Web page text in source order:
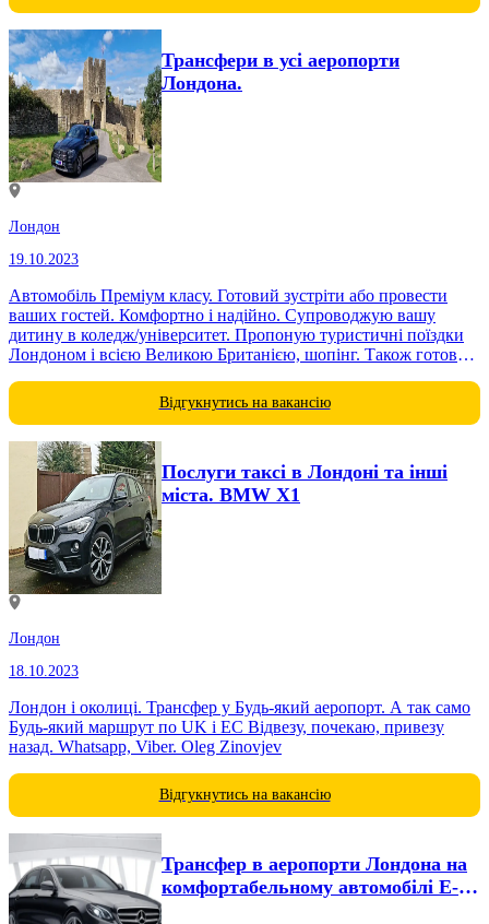
Трансфери в усі аеропорти
Лондона.
Лондон
19.10.2023
Автомобіль Преміум класу. Готовий зустріти або провести
ваших гостей. Комфортно і надійно. Супроводжую вашу
дитину в коледж/університет. Пропоную туристичні поїздки
Лондоном і всією Великою Британією, шопінг. Також готовий
Відгукнутись на вакансію
Послуги таксі в Лондоні та інші
міста. BMW X1
Лондон
18.10.2023
Лондон і околиці. Трансфер у Будь-який аеропорт. А так само
Будь-який маршрут по UK і EC Відвезу, почекаю, привезу
назад. Whatsapp, Viber. Oleg Zinovjev
Відгукнутись на вакансію
Трансфер в аеропорти Лондона на
комфортабельному автомобілі Е-